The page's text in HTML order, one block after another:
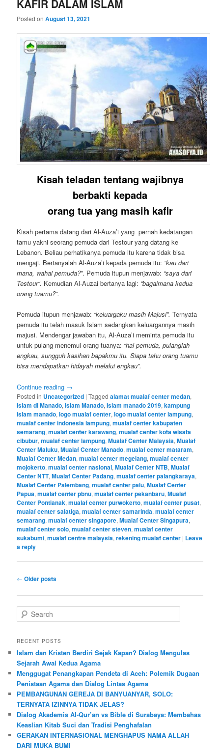
KAFIR DALAM ISLAM
Posted onAugust 13, 2021
Kisah teladan tentang wajibnya
berbakti kepada
orang tua yang masih kafir
Kisah pertama datang dari Al-Auza’i yang pernah kedatangan
tamu yakni seorang pemuda dari Testour yang datang ke
Lebanon. Beliau perhatikanya pemuda itu karena tidak bisa
mengaji. Bertanyalah Al-Auza’i kepada pemuda itu: “kau dari
mana, wahai pemuda?”. Pemuda itupun menjawab: “saya dari
Testour“. Kemudian Al-Auzai bertanya lagi: “bagaimana kedua
orang tuamu?”.
Pemuda itupun menjawab: “keluargaku masih Majusi”. Ternyata
pemuda itu telah masuk Islam sedangkan keluargannya masih
majusi. Mendengar jawaban itu, Al-Auza’i meminta pemuda itu
untuk pulang menemui orang tuanya: “hai pemuda, pulanglah
engkau, sungguh kasihan bapakmu itu. Siapa tahu orang tuamu
bisa mendapatkan hidayah melalui engkau”.
Continue reading →
Posted in Uncategorized |Tagged alamat mualaf center medan,
Islam di Manado,Islam Manado,Islam manado 2019,kampung
islam manado,logo mualaf center,logo mualaf center lampung,
mualaf center indonesia lampung,mualaf center kabupaten
semarang,mualaf center karawang,mualaf center kota wisata
cibubur,mualaf center lampung,Mualaf Center Malaysia,Mualaf
Center Maluku,Mualaf Center Manado,mualaf center mataram,
Mualaf Center Medan,mualaf center megelang,mualaf center
mojokerto,mualaf center nasional,Mualaf Center NTB,Mualaf
Center NTT,Mualaf Center Padang,mualaf center palangkaraya,
Mualaf Center Palembang,mualaf center palu,Mualaf Center
Papua,mualaf center pbnu,mualaf center pekanbaru,Mualaf
Center Pontianak,mualaf center purwokerto,mualaf center pusat,
mualaf center salatiga,mualaf center samarinda,mualaf center
semarang,mualaf center singapore,Mualaf Center Singapura,
mualaf center solo,mualaf center steven,mualaf center
sukabumi,mualaf centre malaysia,rekening mualaf center | Leave
a reply
Post
← Older posts
e
r
h
RECENT POSTS
Islam dan Kristen Berdiri Sejak Kapan? Dialog Mengulas
Sejarah Awal Kedua Agama
Menggugat Penangkapan Pendeta di Aceh: Polemik Dugaan
Penistaan Agama dan Dialog Lintas Agama
PEMBANGUNAN GEREJA DI BANYUANYAR, SOLO:
TERNYATA IZINNYA TIDAK JELAS?
Dialog Akademis Al-Qur’an vs Bible di Surabaya: Membahas
Keaslian Kitab Suci dan Tradisi Penghafalan
GERAKAN INTERNASIONAL MENGHAPUS NAMA ALLAH
DARI MUKA BUMI